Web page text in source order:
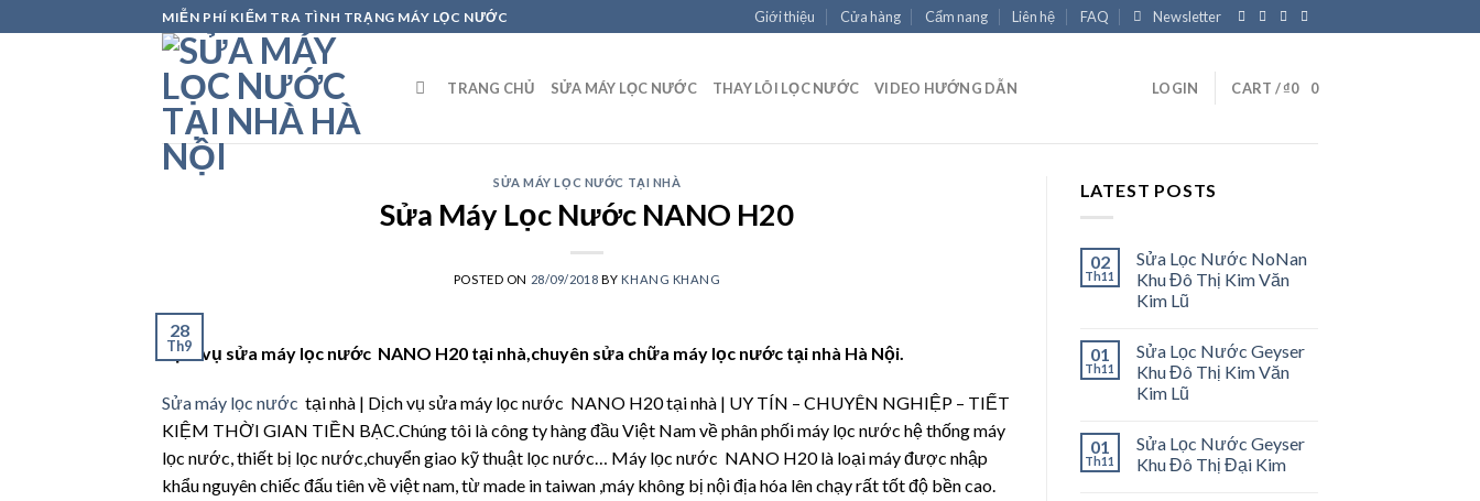
to
MIỄN PHÍ KIỂM TRA TÌNH TRẠNG MÁY LỌC NƯỚC Giới thiệu Cửa hàng Cẩm nang Liên hệ FAQ Newsletter
TRANG CHỦ SỬA MÁY LỌC NƯỚC THAY LÕI LỌC NƯỚC VIDEO HƯỚNG DẪN LOGIN CART /₫0 0
SỬA MÁY LỌC NƯỚC TẠI NHÀ
Sửa Máy Lọc Nước NANO H20
POSTED ON 28/09/2018 BY KHANG KHANG
28
Th9
Dịch vụ sửa máy lọc nước NANO H20 tại nhà,chuyên sửa chữa máy lọc nước tại nhà Hà Nội.
Sửa máy lọc nước tại nhà | Dịch vụ sửa máy lọc nước NANO H20 tại nhà | UY TÍN – CHUYÊN NGHIỆP – TIẾT
KIỆM THỜI GIAN TIỀN BẠC.Chúng tôi là công ty hàng đầu Việt Nam về phân phối máy lọc nước hệ thống máy
lọc nước, thiết bị lọc nước,chuyển giao kỹ thuật lọc nước… Máy lọc nước NANO H20 là loại máy được nhập
khẩu nguyên chiếc đấu tiên về việt nam, từ made in taiwan ,máy không bị nội địa hóa lên chạy rất tốt độ bền cao.
LATEST POSTS
02
Th11
Sửa Lọc Nước NoNan
Khu Đô Thị Kim Văn
Kim Lũ
01
Th11
Sửa Lọc Nước Geyser
Khu Đô Thị Kim Văn
Kim Lũ
01
Th11
Sửa Lọc Nước Geyser
Khu Đô Thị Đại Kim